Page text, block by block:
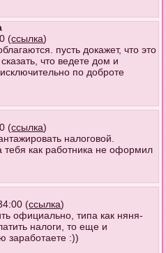
(ссылка)
пусть докажет, что это
что ведете дом и
по доброте
(ссылка)
налоговой.
как работника не оформил
(ссылка)
официально, типа как няня-
налоги, то еще и
заработаете :))